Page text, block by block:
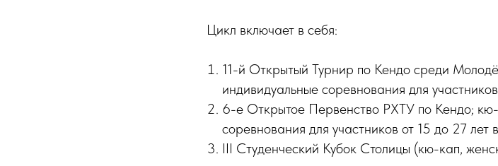
Цикл включает в себя:
11-й Открытый Турнир по Кендо среди
индивидуальные соревнования для
6-е Открытое Первенство РХТУ по Кендо;
соревнования для участников от 15 до 27 лет
III Студенческий Кубок Столицы (кю-кап,